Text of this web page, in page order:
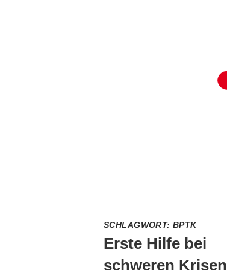
SCHLAGWORT:BPTK
Erste Hilfe bei
schweren Krisen